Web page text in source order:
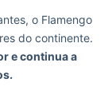
o Flamengo
do continente.
e continua a